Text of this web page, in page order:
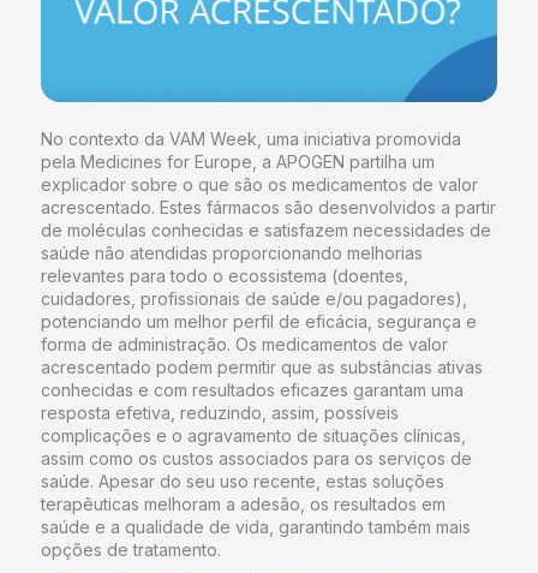
No contexto da VAM Week, uma iniciativa promovida
pela Medicines for Europe, a APOGEN partilha um
explicador sobre o que são os medicamentos de valor
acrescentado. Estes fármacos são desenvolvidos a partir
de moléculas conhecidas e satisfazem necessidades de
saúde não atendidas proporcionando melhorias
relevantes para todo o ecossistema (doentes,
cuidadores, profissionais de saúde e/ou pagadores),
potenciando um melhor perfil de eficácia, segurança e
forma de administração. Os medicamentos de valor
acrescentado podem permitir que as substâncias ativas
conhecidas e com resultados eficazes garantam uma
resposta efetiva, reduzindo, assim, possíveis
complicações e o agravamento de situações clínicas,
assim como os custos associados para os serviços de
saúde. Apesar do seu uso recente, estas soluções
terapêuticas melhoram a adesão, os resultados em
saúde e a qualidade de vida, garantindo também mais
opções de tratamento.